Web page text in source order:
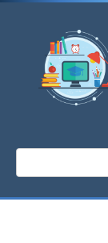
Перейти
Поиск: